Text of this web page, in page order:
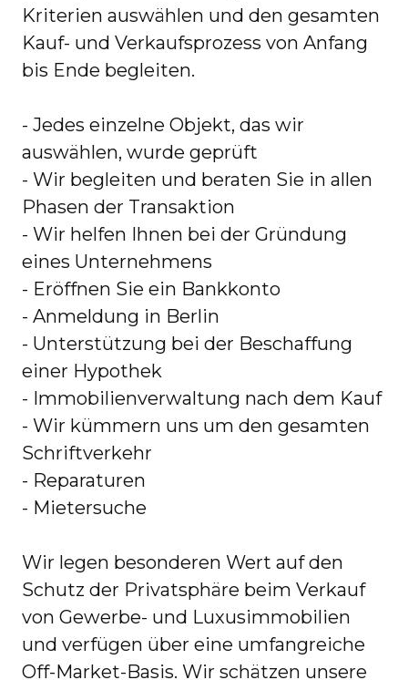
Kriterien auswählen und den gesamten
Kauf- und Verkaufsprozess von Anfang
bis Ende begleiten.
- Jedes einzelne Objekt, das wir
auswählen, wurde geprüft
- Wir begleiten und beraten Sie in allen
Phasen der Transaktion
- Wir helfen Ihnen bei der Gründung
eines Unternehmens
- Eröffnen Sie ein Bankkonto
- Anmeldung in Berlin
- Unterstützung bei der Beschaffung
einer Hypothek
- Immobilienverwaltung nach dem Kauf
- Wir kümmern uns um den gesamten
Schriftverkehr
- Reparaturen
- Mietersuche
Wir legen besonderen Wert auf den
Schutz der Privatsphäre beim Verkauf
von Gewerbe- und Luxusimmobilien
und verfügen über eine umfangreiche
Off-Market-Basis. Wir schätzen unsere